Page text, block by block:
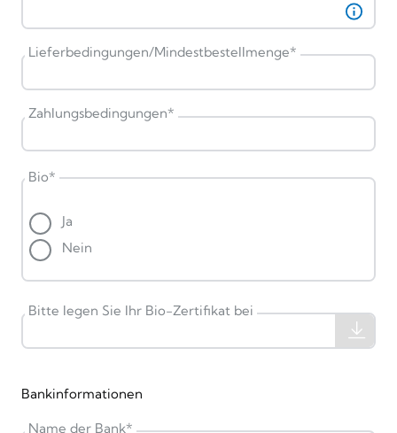
Lieferbedingungen/Mindestbestellmenge*
Zahlungsbedingungen*
Bio*
Ja
Nein
Bitte legen Sie Ihr Bio-Zertifikat bei
Bankinformationen
Name der Bank*